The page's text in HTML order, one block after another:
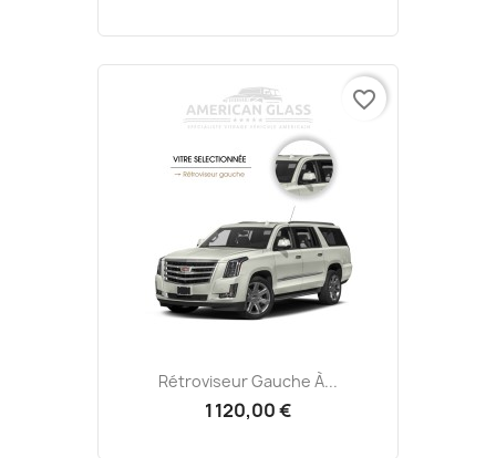
Rétroviseur Gauche À...
1 120,00 €
favorite_border